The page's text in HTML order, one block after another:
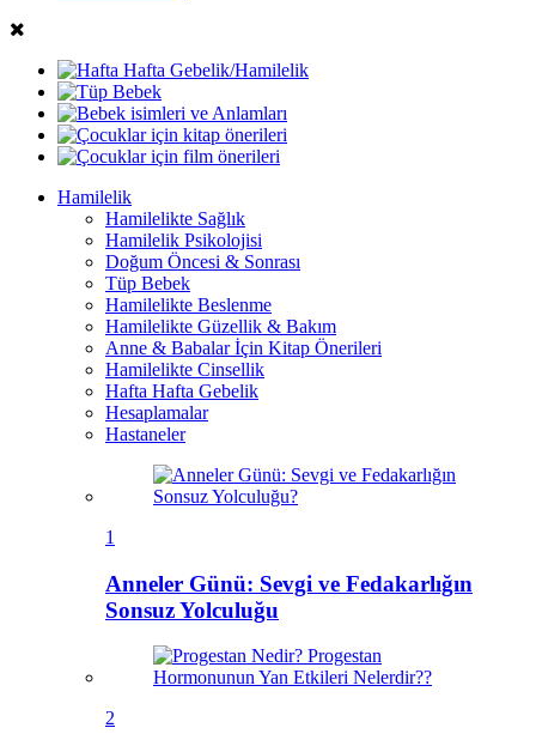
Hamilelik
Hamilelikte Sağlık
Hamilelik Psikolojisi
Doğum Öncesi & Sonrası
Tüp Bebek
Hamilelikte Beslenme
Hamilelikte Güzellik & Bakım
Anne & Babalar İçin Kitap Önerileri
Hamilelikte Cinsellik
Hafta Hafta Gebelik
Hesaplamalar
Hastaneler
1
Anneler Günü: Sevgi ve Fedakarlığın
Sonsuz Yolculuğu
2